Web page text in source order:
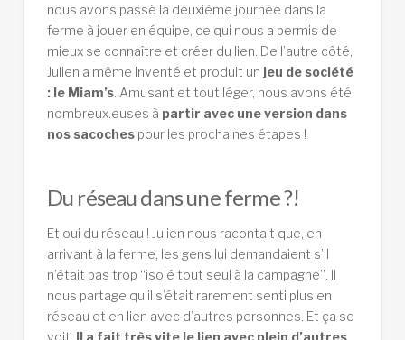
nous avons passé la deuxième journée dans la
ferme à jouer en équipe, ce qui nous a permis de
mieux se connaître et créer du lien. De l’autre côté,
Julien a même inventé et produit un jeu de société
: le Miam’s. Amusant et tout léger, nous avons été
nombreux.euses à partir avec une version dans
nos sacochespour les prochaines étapes !
Du réseau dans une ferme ?!
Et oui du réseau ! Julien nous racontait que, en
arrivant à la ferme, les gens lui demandaient s’il
n’était pas trop “isolé tout seul à la campagne”. Il
nous partage qu’il s’était rarement senti plus en
réseau et en lien avec d’autres personnes. Et ça se
voit. Il a fait très vite le lien avec plein d’autres